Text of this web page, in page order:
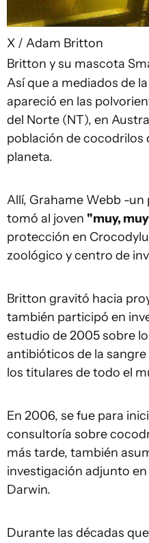
X / Adam Britton
Britton y su mascota
Así que a mediados de
apareció en las
del Norte (NT), en
población de cocodrilos
planeta.
Allí, Grahame Webb -
tomó al joven "muy,
protección en
zoológico y centro de
Britton gravitó hacia
también participó en
estudio de 2005 sobre
antibióticos de la
los titulares de todo el
En 2006, se fue para
consultoría sobre
más tarde, también
investigación adjunto
Darwin.
Durante las décadas